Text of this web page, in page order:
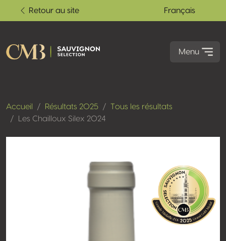
Retour au site Français
Menu
Accueil Résultats 2025
Tous les résultats
Les Chailloux Silex 2024